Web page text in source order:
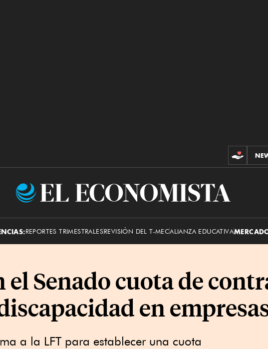
El
REPORTES TRIMESTRALESREVISIÓN DEL T-MECALIANZA EDUCATIVA
el Senado cuota de
en
a la LFT para establecer una cuota